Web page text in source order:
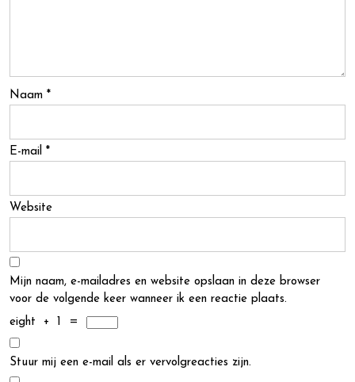
Naam *
E-mail *
Website
Mijn naam, e-mailadres en website opslaan in deze browser
voor de volgende keer wanneer ik een reactie plaats.
eight
+ 1 =
Stuur mij een e-mail als er vervolgreacties zijn.